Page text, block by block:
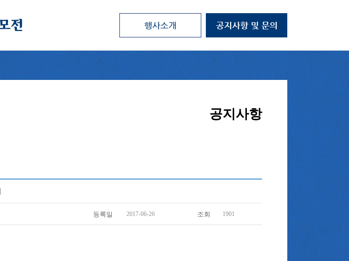
공지사항
등록일 2017-06-26 조회 1901